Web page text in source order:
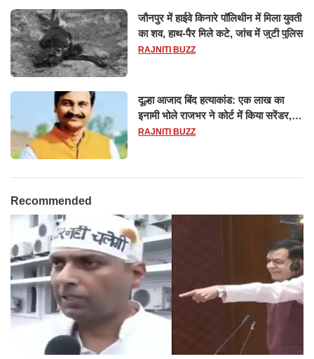
जौनपुर में हाईवे किनारे पॉलिथीन में मिला युवती
का शव, हाथ-पैर मिले कटे, जांच में जुटी पुलिस
RAJNITI BUZZ
दूल्हा आजाद बिंद हत्याकांड: एक लाख का
इनामी भोले राजभर ने कोर्ट में किया सरेंडर,
14 दिन के लिए भेजा गया जेल
RAJNITI BUZZ
Recommended